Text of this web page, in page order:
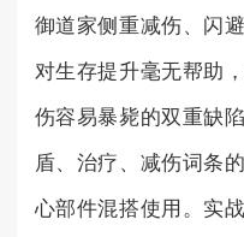
御道家侧重减伤、闪
对生存提升毫无帮助
伤容易暴毙的双重缺
盾、治疗、减伤词条
心部件混搭使用。实